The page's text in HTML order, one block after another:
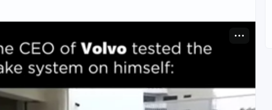
экономических наук, налоговый консультант.